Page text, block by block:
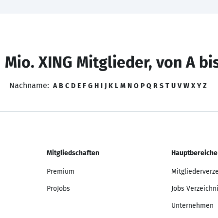
Mio. XING Mitglieder, von A
Nachname: A B C D E F G H I J K L M N O P Q R S T U V W X Y Z
Mitgliedschaften
Premium
ProJobs
Hauptbereiche
Jobs
Unternehmen